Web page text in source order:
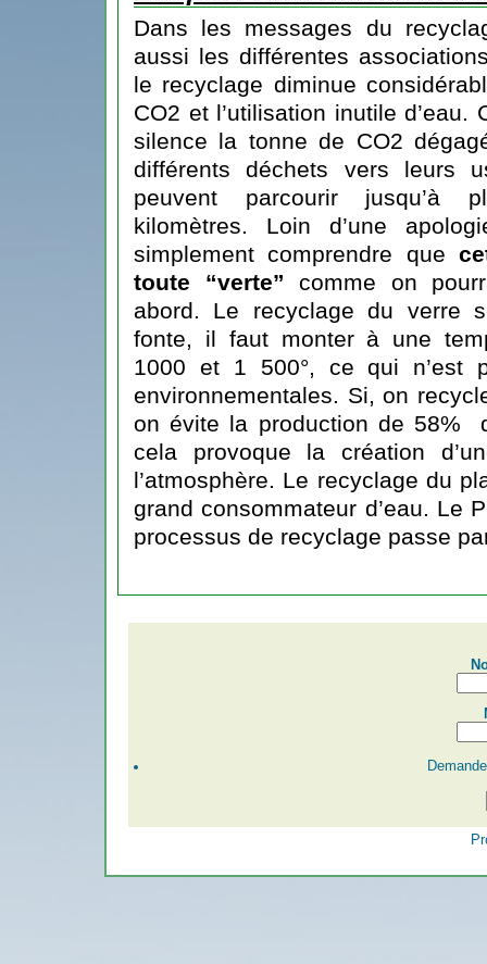
Dans les messages du
aussi les différentes
le recyclage diminue
CO2 et l’utilisation inutile
silence la tonne de CO2
différents déchets vers leurs
peuvent parcourir jusqu’à
kilomètres. Loin d’une
simplement comprendre que
toute “verte”comme on
abord. Le recyclage du verre
fonte, il faut monter à une
1000 et 1 500°, ce qui n’est
environnementales. Si, on
on évite la production de 58%
cela provoque la création
l’atmosphère. Le recyclage du
grand consommateur d’eau. Le
processus de recyclage passe